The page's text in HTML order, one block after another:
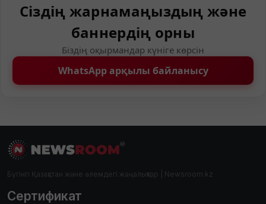
Сіздің жарнамаңыздың және
баннердің орны
Біздің оқырмандар күніге көрсін
WhatsApp арқылы байланысу
Бүгінгі Қазақстан және әлемдегі жаңалықтар | Newsroom.kz
Сертификат